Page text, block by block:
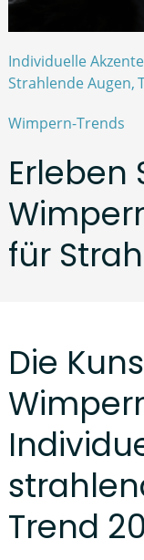
Individuelle Akzente
Strahlende Augen
Wimpern-Trends
Erleben
für
Die
Trend